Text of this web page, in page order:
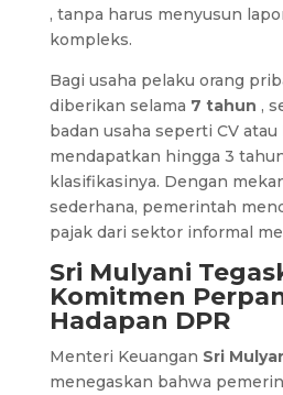
, tanpa harus menyusun
kompleks.
Bagi usaha pelaku orang
diberikan selama 7 tahun ,
badan usaha seperti CV atau
mendapatkan hingga 3
klasifikasinya. Dengan
sederhana, pemerintah
pajak dari sektor informal
Sri Mulyani
Komitmen
Hadapan DPR
Menteri Keuangan Sri
menegaskan bahwa